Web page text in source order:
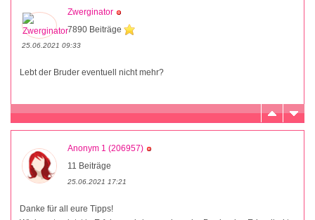
Zwerginator
7890 Beiträge
25.06.2021 09:33
Lebt der Bruder eventuell nicht mehr?
Anonym 1 (206957)
11 Beiträge
25.06.2021 17:21
Danke für all eure Tipps!